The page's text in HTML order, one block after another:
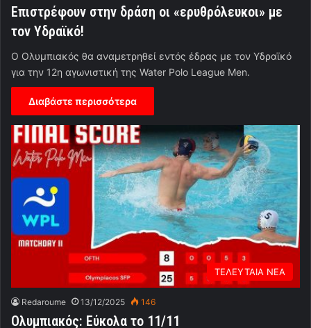
Επιστρέφουν στην δράση οι «ερυθρόλευκοι» με
τον Υδραϊκό!
Ο Ολυμπιακός θα αναμετρηθεί εντός έδρας με τον Υδραϊκό
για την 12η αγωνιστική της Water Polo League Men.
Διαβάστε περισσότερα
ΤΕΛΕΥΤΑΙΑ ΝΕΑ
Redaroume 13/12/2025 146
Ολυμπιακός: Εύκολα το 11/11